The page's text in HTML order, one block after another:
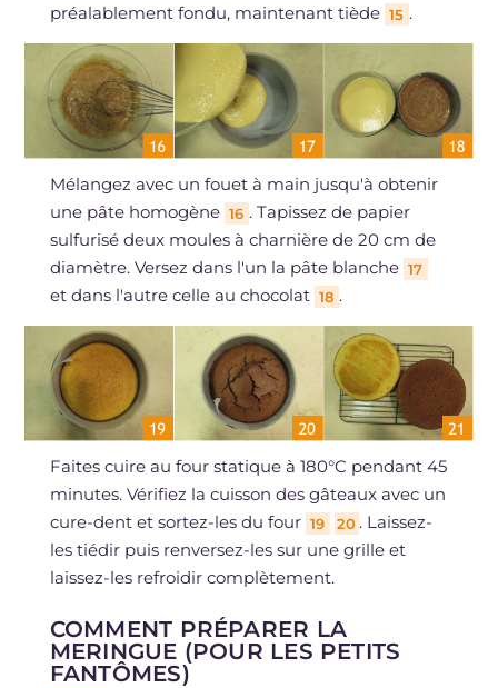
préalablement fondu, maintenant tiède 15 .
Mélangez avec un fouet à main jusqu'à obtenir
une pâte homogène 16 . Tapissez de papier
sulfurisé deux moules à charnière de 20 cm de
diamètre. Versez dans l'un la pâte blanche 17
et dans l'autre celle au chocolat 18 .
Faites cuire au four statique à 180°C pendant 45
minutes. Vérifiez la cuisson des gâteaux avec un
cure-dent et sortez-les du four 19 20 . Laissez-
les tiédir puis renversez-les sur une grille et
laissez-les refroidir complètement.
COMMENT PRÉPARER LA
MERINGUE (POUR LES PETITS
FANTÔMES)